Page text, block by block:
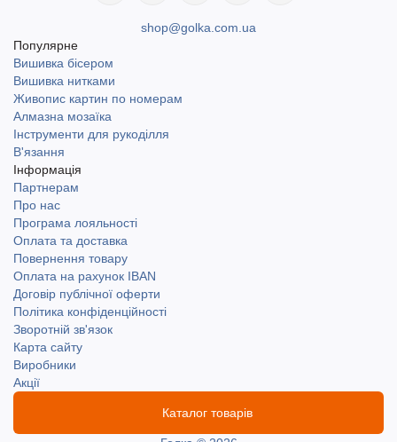
shop@golka.com.ua
Популярне
Вишивка бісером
Вишивка нитками
Живопис картин по номерам
Алмазна мозаїка
Інструменти для рукоділля
В'язання
Інформація
Партнерам
Про нас
Програма лояльності
Оплата та доставка
Повернення товару
Оплата на рахунок IBAN
Договір публічної оферти
Політика конфіденційності
Зворотній зв'язок
Карта сайту
Виробники
Акції
Каталог товарів